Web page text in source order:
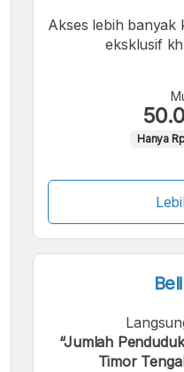
Akses lebih banyak
eksklusif
Hanya
“Jumlah
Timor